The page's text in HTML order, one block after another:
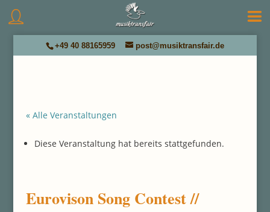
+49 40 88165959 post@musiktransfair.de
« Alle Veranstaltungen
Diese Veranstaltung hat bereits stattgefunden.
Eurovison Song Contest //